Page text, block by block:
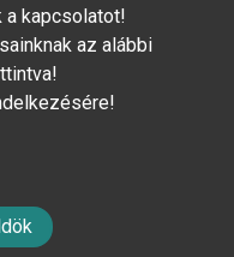
a kapcsolatot!
az alábbi